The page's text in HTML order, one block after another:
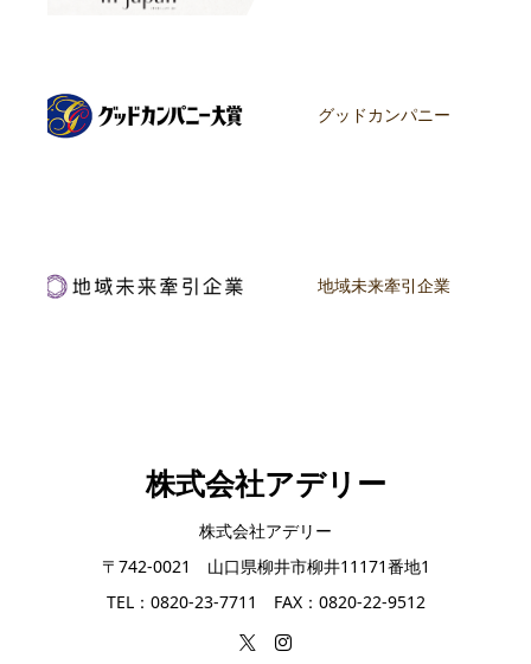
グッドカンパニー
地域未来牽引企業
株式会社アデリー
株式会社アデリー
〒742-0021 山口県柳井市柳井11171番地1
TEL：0820-23-7711 FAX：0820-22-9512